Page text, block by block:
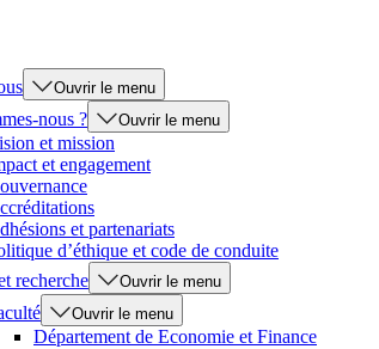
Ouvrir le menu
nous ? Ouvrir le menu
et mission
et engagement
et partenariats
d’éthique et code de conduite
recherche
Ouvrir le menu
Ouvrir le menu
Département de Economie et Finance